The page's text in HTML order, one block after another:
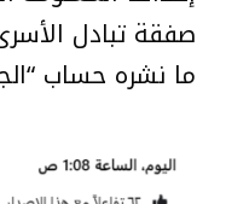
ما نشره حساب